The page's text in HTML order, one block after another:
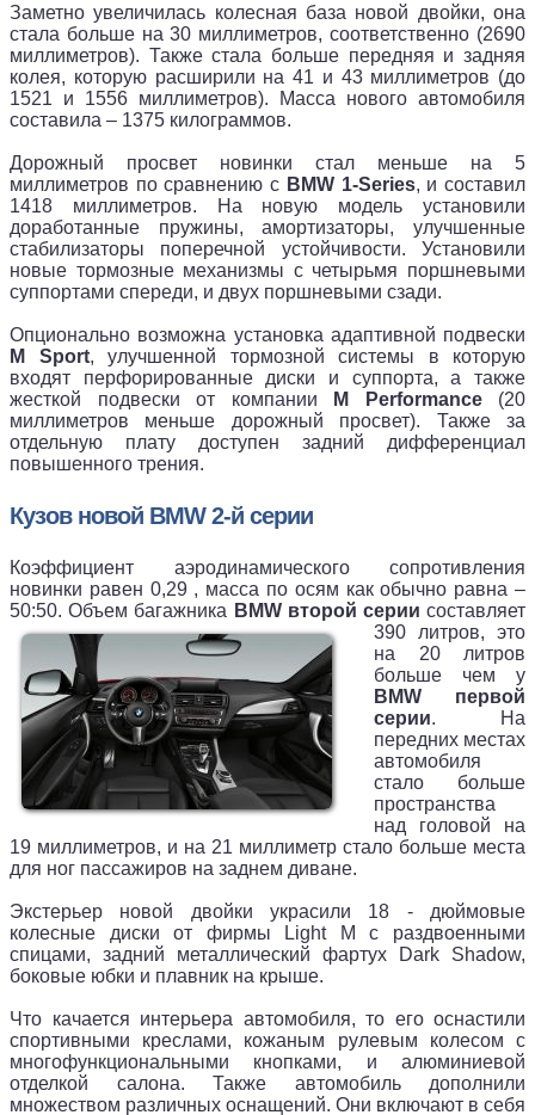
Заметно увеличилась колесная база новой двойки, она
стала больше на 30 миллиметров, соответственно (2690
миллиметров). Также стала больше передняя и задняя
колея, которую расширили на 41 и 43 миллиметров (до
1521 и 1556 миллиметров). Масса нового автомобиля
составила – 1375 килограммов.
Дорожный просвет новинки стал меньше на 5
миллиметров по сравнению с BMW 1-Series, и составил
1418 миллиметров. На новую модель установили
доработанные пружины, амортизаторы, улучшенные
стабилизаторы поперечной устойчивости. Установили
новые тормозные механизмы с четырьмя поршневыми
суппортами спереди, и двух поршневыми сзади.
Опционально возможна установка адаптивной подвески
M Sport, улучшенной тормозной системы в которую
входят перфорированные диски и суппорта, а также
жесткой подвески от компании
M Performance(20
миллиметров меньше дорожный просвет). Также за
отдельную плату доступен задний дифференциал
повышенного трения.
Кузов новой BMW 2-й серии
Коэффициент аэродинамического сопротивления
новинки равен 0,29 , масса по осям как обычно равна –
50:50. Объем багажника BMW второй серии составляет
390 литров, это
на 20 литров
больше чем у
BMW первой
серии. На
передних местах
автомобиля
стало больше
пространства
над головой на
19 миллиметров, и на 21 миллиметр стало больше места
для ног пассажиров на заднем диване.
Экстерьер новой двойки украсили 18 - дюймовые
колесные диски от фирмы Light M с раздвоенными
спицами, задний металлический фартух Dark Shadow,
боковые юбки и плавник на крыше.
Что качается интерьера автомобиля, то его оснастили
спортивными креслами, кожаным рулевым колесом с
многофункциональными кнопками, и алюминиевой
отделкой салона. Также автомобиль дополнили
множеством различных оснащений. Они включают в себя